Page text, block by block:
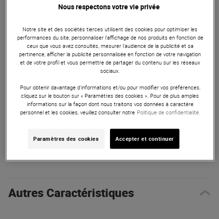
Le Glorious DJ Vinyl Frame Set Black est un pack de 3
cadres noirs pour vinyles, conçu en plastique robuste avec
couvercle en verre. Facile à installer, avec accroche réglable
et changement rapide des vinyles, il offre une présentation
élégante et moderne pour votre collection.
Autres Caractéristiques | Présentation
Autres Caractéristiques
Nous respectons votre vie privée
Notre site et des sociétés tierces utilisent des cookies pour optimiser les
performances du site, personnaliser l’affichage de nos produits en fonction de
ceux que vous avez consultés, mesurer l'audience de la publicité et sa
pertinence, afficher la publicité personnalisée en fonction de votre navigation
et de votre profil et vous permettre de partager du contenu sur les réseaux
sociaux.
Pour obtenir davantage d'informations et/ou pour modifier vos préférences,
cliquez sur le bouton sur « Paramètres des cookies ». Pour de plus amples
informations sur la façon dont nous traitons vos données à caractère
personnel et les cookies, veuillez consulter notre Politique de confidentialité.
Paramètres des cookies Accepter et continuer